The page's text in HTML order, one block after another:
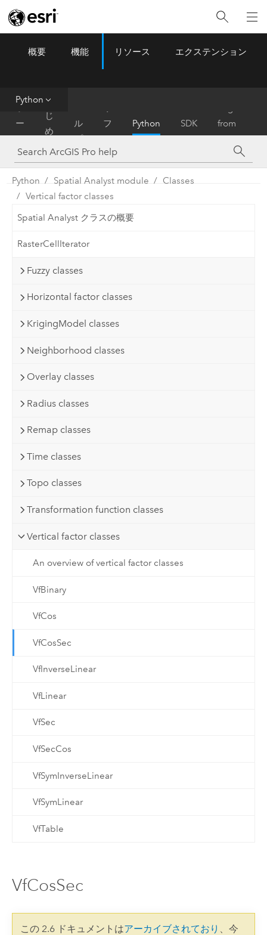
ArcGIS Pro Menu
概要 機能 リソース エクステンション
Python
ホ
ー
ム
は
じ
め
に
ル
プ
フ
ァ
レ
ン
ス
Python SDK
from
ArcMap
Python Spatial Analyst module
Classes
Vertical factor classes
Spatial Analyst クラスの概要
RasterCellIterator
Fuzzy classes
Horizontal factor classes
KrigingModel classes
Neighborhood classes
Overlay classes
Radius classes
Remap classes
Time classes
Topo classes
Transformation function classes
Vertical factor classes
An overview of vertical factor classes
VfBinary
VfCos
VfCosSec
VfInverseLinear
VfLinear
VfSec
VfSecCos
VfSymInverseLinear
VfSymLinear
VfTable
VfCosSec
この 2.6 ドキュメントはアーカイブされており
、今